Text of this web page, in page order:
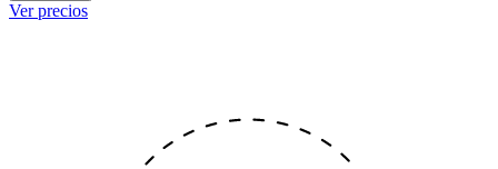
Ver precios